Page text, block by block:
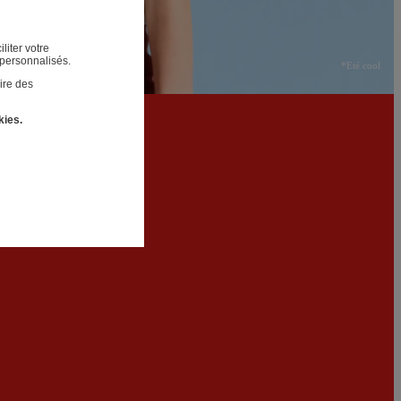
*Eté cool
votre
des